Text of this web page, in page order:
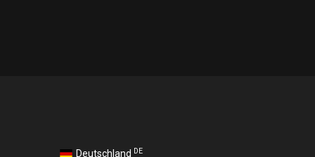
Deutschland DE